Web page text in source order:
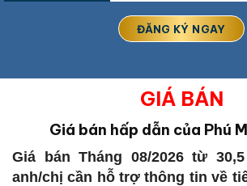
GIÁ BÁN
Giá bán hấp dẫn của Phú
Giá bán Tháng 08/2026 từ
anh/chị cần hỗ trợ thông tin về